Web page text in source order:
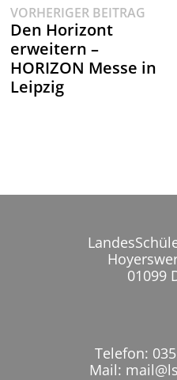
VORHERIGER BEITRAG
Den Horizont
erweitern –
HORIZON Messe in
Leipzig
01099
Telefon:
Mail: